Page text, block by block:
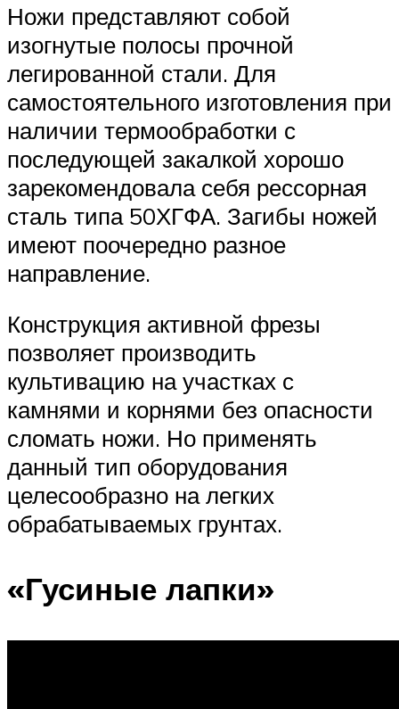
Ножи представляют собой
изогнутые полосы прочной
легированной стали. Для
самостоятельного изготовления при
наличии термообработки с
последующей закалкой хорошо
зарекомендовала себя рессорная
сталь типа 50ХГФА. Загибы ножей
имеют поочередно разное
направление.
Конструкция активной фрезы
позволяет производить
культивацию на участках с
камнями и корнями без опасности
сломать ножи. Но применять
данный тип оборудования
целесообразно на легких
обрабатываемых грунтах.
«Гусиные лапки»